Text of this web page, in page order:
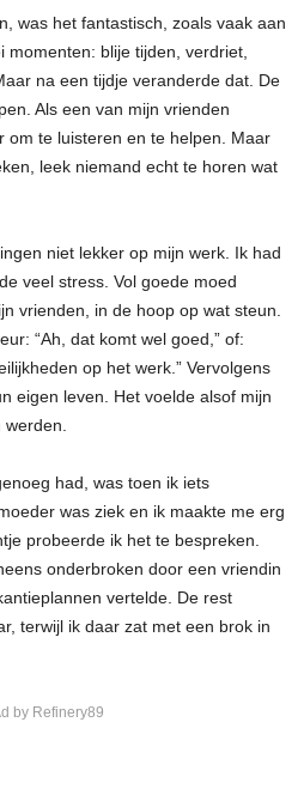
was het fantastisch, zoals vaak aan
blije tijden, verdriet,
na een tijdje veranderde dat. De
Als een van mijn vrienden
om te luisteren en te helpen. Maar
leek niemand echt te horen wat
niet lekker op mijn werk. Ik had
veel stress. Vol goede moed
vrienden, in de hoop op wat steun.
“Ah, dat komt wel goed,” of:
op het werk.” Vervolgens
eigen leven. Het voelde alsof mijn
had, was toen ik iets
was ziek en ik maakte me erg
probeerde ik het te bespreken.
onderbroken door een vriendin
vertelde. De rest
terwijl ik daar zat met een brok in
by Refinery89